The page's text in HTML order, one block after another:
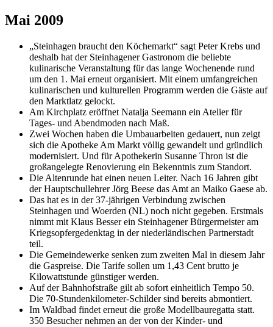
Mai 2009
„Steinhagen braucht den Köchemarkt“ sagt Peter Krebs und
deshalb hat der Steinhagener Gastronom die beliebte
kulinarische Veranstaltung für das lange Wochenende rund
um den 1. Mai erneut organisiert. Mit einem umfangreichen
kulinarischen und kulturellen Programm werden die Gäste auf
den Marktlatz gelockt.
Am Kirchplatz eröffnet Natalja Seemann ein Atelier für
Tages- und Abendmoden nach Maß.
Zwei Wochen haben die Umbauarbeiten gedauert, nun zeigt
sich die Apotheke Am Markt völlig gewandelt und gründlich
modernisiert. Und für Apothekerin Susanne Thron ist die
großangelegte Renovierung ein Bekenntnis zum Standort.
Die Altenrunde hat einen neuen Leiter. Nach 16 Jahren gibt
der Hauptschullehrer Jörg Beese das Amt an Maiko Gaese ab.
Das hat es in der 37-jährigen Verbindung zwischen
Steinhagen und Woerden (NL) noch nicht gegeben. Erstmals
nimmt mit Klaus Besser ein Steinhagener Bürgermeister am
Kriegsopfergedenktag in der niederländischen Partnerstadt
teil.
Die Gemeindewerke senken zum zweiten Mal in diesem Jahr
die Gaspreise. Die Tarife sollen um 1,43 Cent brutto je
Kilowattstunde günstiger werden.
Auf der Bahnhofstraße gilt ab sofort einheitlich Tempo 50.
Die 70-Stundenkilometer-Schilder sind bereits abmontiert.
Im Waldbad findet erneut die große Modellbauregatta statt.
350 Besucher nehmen an der von der Kinder- und